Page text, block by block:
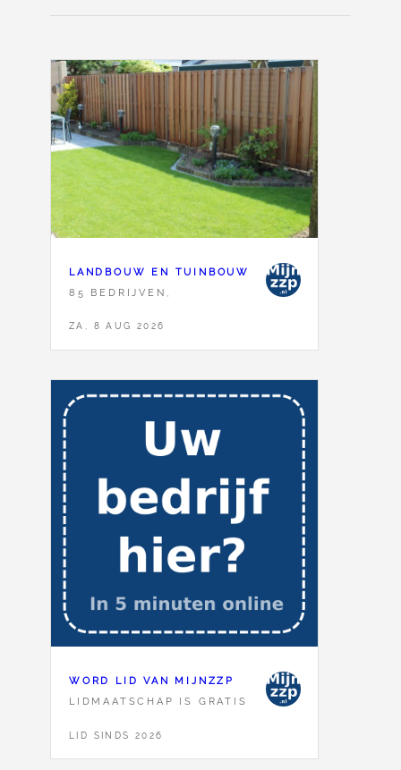
LANDBOUW EN TUINBOUW
85 BEDRIJVEN,
ZA, 8 AUG 2026
WORD LID VAN MIJNZZP
LIDMAATSCHAP IS GRATIS
LID SINDS 2026